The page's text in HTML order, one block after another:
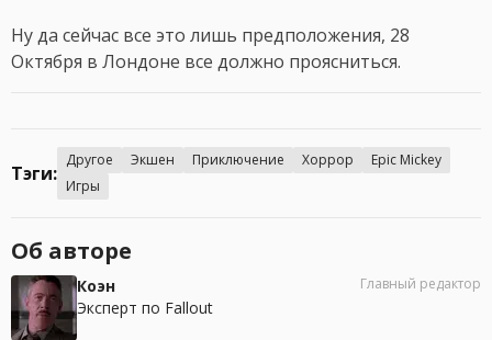
Ну да сейчас все это лишь предположения, 28
Октября в Лондоне все должно проясниться.
Тэги:
Другое Экшен Приключение Хоррор
Epic Mickey
Игры
Об авторе
Коэн
Эксперт по Fallout
Главный редактор